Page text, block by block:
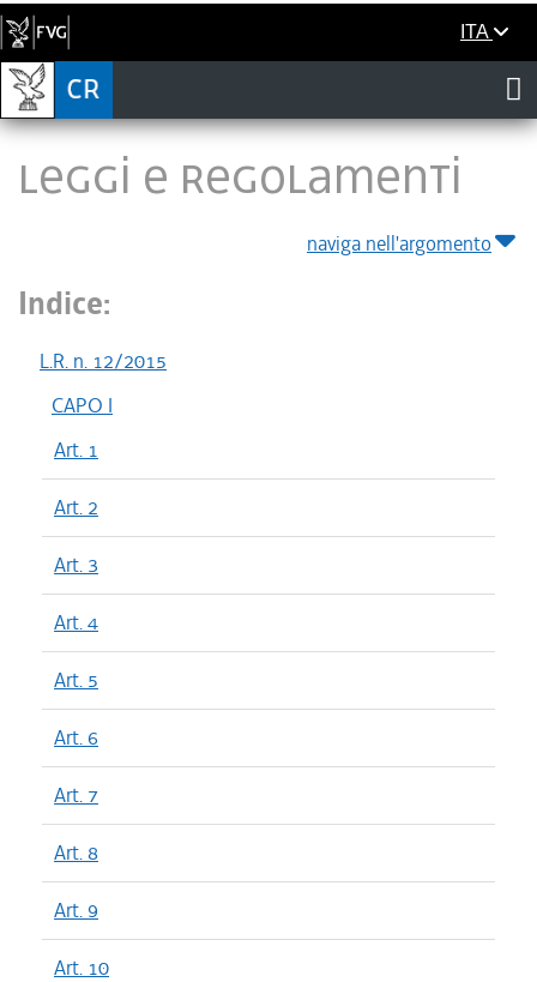
ITA
LEGGI E REGOLAMENTI
naviga nell'argomento
Indice:
L.R. n. 12/2015
CAPO I
Art. 1
Art. 2
Art. 3
Art. 4
Art. 5
Art. 6
Art. 7
Art. 8
Art. 9
Art. 10